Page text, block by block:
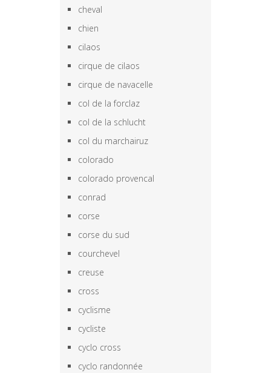
cheval
chien
cilaos
cirque de cilaos
cirque de navacelle
col de la forclaz
col de la schlucht
col du marchairuz
colorado
colorado provencal
conrad
corse
corse du sud
courchevel
creuse
cross
cyclisme
cycliste
cyclo cross
cyclo randonnée